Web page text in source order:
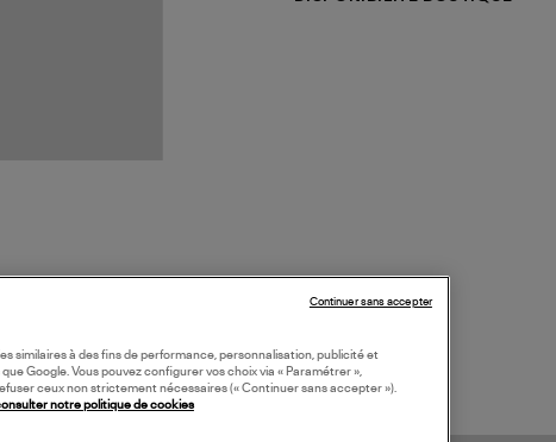
similaires à des fins de performance, personnalisation, publicité et
Google. Vous pouvez configurer vos choix via « Paramétrer »,
ceux non strictement nécessaires (« Continuer sans accepter »).
notre politique de cookies
Continuer sans accepter